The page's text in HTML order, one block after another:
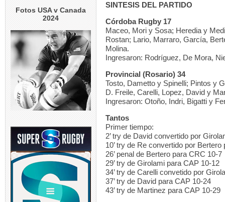
Fotos USA v Canada
2024
SINTESIS DEL PARTIDO
Córdoba Rugby 17
Maceo, Mori y Sosa; Heredia y
Rostan; Lario, Marraro, García,
Molina.
Ingresaron: Rodríguez, De Mora,
Provincial (Rosario) 34
Tosto, Dametto y Spinelli; Pintos y
D. Freile, Carelli, Lopez, David y
Ingresaron: Otoño, Indri, Bigatti y
Tantos
Primer tiempo:
2’ try de David convertido por
10’ try de Re convertido por
26’ penal de Bertero para CRC 10-7
29’ try de Girolami para CAP 10-12
34’ try de Carelli convetido por
37’ try de David para CAP 10-24
43’ try de Martinez para CAP 10-29